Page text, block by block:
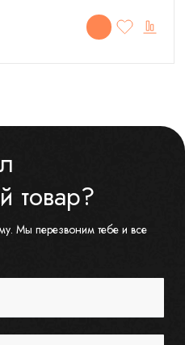
товар?
Мы перезвоним тебе и все